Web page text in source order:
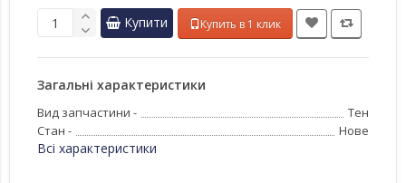
Купити Купить в 1 клик
Загальні характеристики
Вид запчастини -
Тен
Стан -
Нове
Всі характеристики